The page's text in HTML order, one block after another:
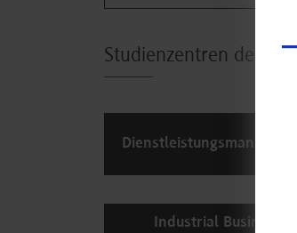
Studienzentren der
Industrial Business